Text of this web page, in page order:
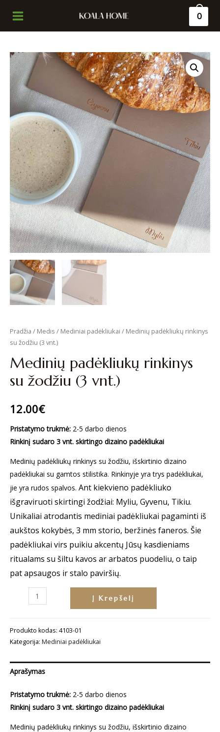
Main
0
Pradžia / Medis / Mediniai padėkliukai / Medinių padėkliukų rinkinys
su žodžiu (3 vnt.)
Medinių padėkliukų rinkinys
su žodžiu (3 vnt.)
12.00€
Pristatymo trukmė: 2-5 darbo dienos
Rinkinį sudaro 3 vnt. skirtingo dizaino padėkliukai
Medinių padėkliukų rinkinys su žodžiu, išskirtinio dizaino
padėkliukai su gamtos stilistika. Rinkinyje yra trys padėkliukai,
jie yra rudos spalvos. Ant kiekvieno padėkliuko
išgraviruoti skirtingi žodžiai: Myliu, Gyvenu, Tikiu.
Unikaliai atrodantis mediniai padėkliukai pagaminti iš
aukštos kokybės, 3 mm storio, beržinės faneros. Šie
padėkliukai virs puikiu akcentų Jūsų kasdieniams
ritualams su šiltu kavos ar arbatos puodeliu, o taip
pat apsaugos ir stalo paviršių.
produkto
padėkliukų
rinkinys
žodžiu
vnt.)
Į Krepšelį
Produkto kodas: 4103-01
Kategorija: Mediniai padėkliukai
Aprašymas
Pristatymo trukmė: 2-5 darbo dienos
Rinkinį sudaro 3 vnt. skirtingo dizaino padėkliukai
Medinių padėkliukų rinkinys su žodžiu, išskirtinio dizaino